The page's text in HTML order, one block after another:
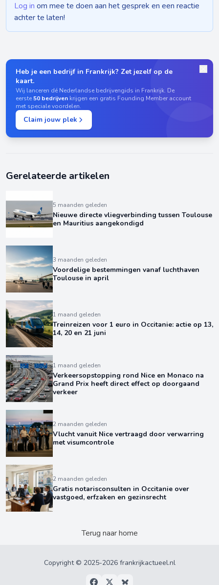
Log in om mee te doen aan het gesprek en een reactie
achter te laten!
Heb je een bedrijf in Frankrijk? Zet jezelf op de
kaart.
Wij lanceren dé Nederlandse bedrijvengids in Frankrijk. De
eerste50 bedrijven krijgen een gratis Founding Member account
met speciale voordelen.
Claim jouw plek
Gerelateerde artikelen
5 maanden geleden
Nieuwe directe vliegverbinding tussen Toulouse
en Mauritius aangekondigd
3 maanden geleden
Voordelige bestemmingen vanaf luchthaven
Toulouse in april
1 maand geleden
Treinreizen voor 1 euro in Occitanie: actie op 13,
14, 20 en 21 juni
1 maand geleden
Verkeersopstopping rond Nice en Monaco na
Grand Prix heeft direct effect op doorgaand
verkeer
2 maanden geleden
Vlucht vanuit Nice vertraagd door verwarring
met visumcontrole
2 maanden geleden
Gratis notarisconsulten in Occitanie over
vastgoed, erfzaken en gezinsrecht
Terug naar home
Copyright © 2025-2026 frankrijkactueel.nl